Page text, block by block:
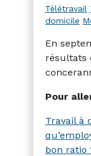
Télétravail
domicile
En
résultats
une
de
Pour
Travail à
bon ratio